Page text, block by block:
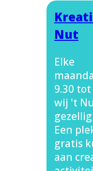
Nut
Elke
9.30
wij 't
Een
gratis
aan